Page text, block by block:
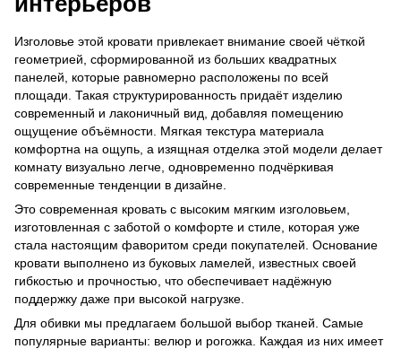
Изголовье этой кровати привлекает внимание своей чёткой
геометрией, сформированной из больших квадратных
панелей, которые равномерно расположены по всей
площади. Такая структурированность придаёт изделию
современный и лаконичный вид, добавляя помещению
ощущение объёмности. Мягкая текстура материала
комфортна на ощупь, а изящная отделка этой модели делает
комнату визуально легче, одновременно подчёркивая
современные тенденции в дизайне.
Это современная кровать с высоким мягким изголовьем,
изготовленная с заботой о комфорте и стиле, которая уже
стала настоящим фаворитом среди покупателей. Основание
кровати выполнено из буковых ламелей, известных своей
гибкостью и прочностью, что обеспечивает надёжную
поддержку даже при высокой нагрузке.
Для обивки мы предлагаем большой выбор тканей. Самые
популярные варианты: велюр и рогожка. Каждая из них имеет